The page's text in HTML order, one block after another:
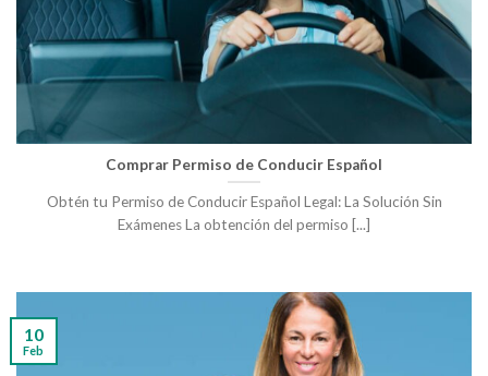
Comprar Permiso de Conducir Español
Obtén tu Permiso de Conducir Español Legal: La Solución Sin
Exámenes La obtención del permiso [...]
10
Feb